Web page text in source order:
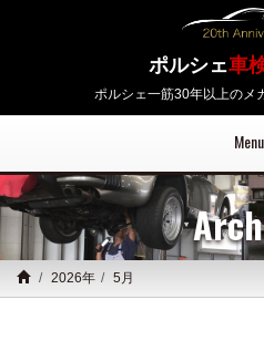
ポルシェ車
ポルシェ一筋30年以上のメ
Menu
2026年 5月